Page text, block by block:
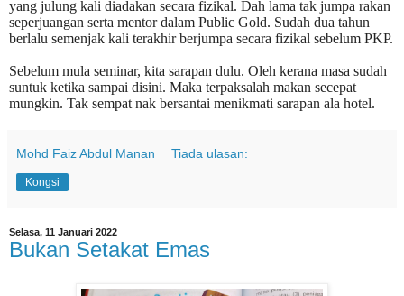
yang julung kali diadakan secara fizikal. Dah lama tak jumpa rakan
seperjuangan serta mentor dalam Public Gold. Sudah dua tahun
berlalu semenjak kali terakhir berjumpa secara fizikal sebelum PKP.
Sebelum mula seminar, kita sarapan dulu. Oleh kerana masa sudah
suntuk ketika sampai disini. Maka terpaksalah makan secepat
mungkin. Tak sempat nak bersantai menikmati sarapan ala hotel.
Mohd Faiz Abdul Manan Tiada ulasan:
Kongsi
Selasa, 11 Januari 2022
Bukan Setakat Emas